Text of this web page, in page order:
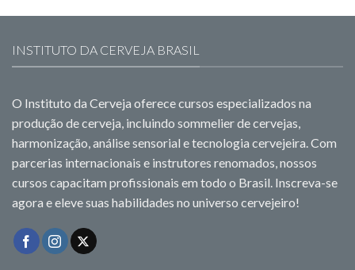
INSTITUTO DA CERVEJA BRASIL
O Instituto da Cerveja oferece cursos especializados na
produção de cerveja, incluindo sommelier de cervejas,
harmonização, análise sensorial e tecnologia cervejeira. Com
parcerias internacionais e instrutores renomados, nossos
cursos capacitam profissionais em todo o Brasil. Inscreva-se
agora e eleve suas habilidades no universo cervejeiro!